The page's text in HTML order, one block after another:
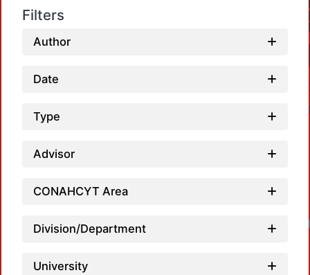
Filters
Author
Date
Type
Advisor
CONAHCYT Area
Division/Department
University